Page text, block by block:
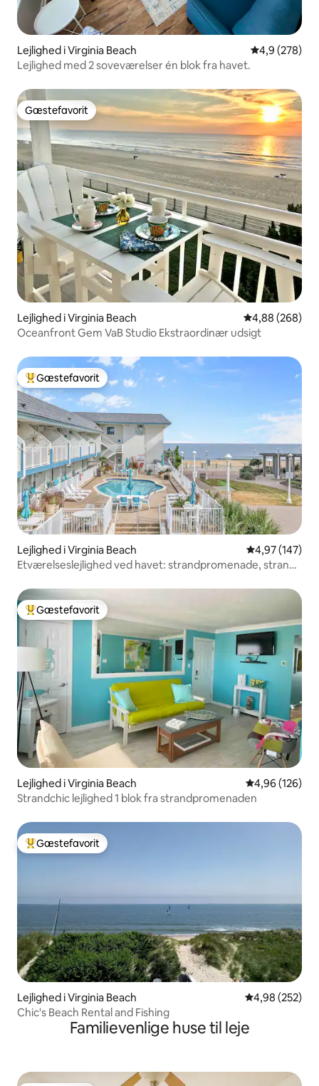
Lejlighed i Virginia Beach 4,9 ud af 5 i
4,9 (278)
Lejlighed med 2 soveværelser én blok fra havet.
Gæstefavorit
Gæstefavorit
Lejlighed i Virginia Beach 4,88 ud af 5 i
4,88 (268)
Oceanfront Gem VaB Studio Ekstraordinær udsigt
Bedste gæstefavorit
Gæstefavorit
Lejlighed i Virginia Beach 4,97 ud af 5 i
4,97 (147)
Etværelseslejlighed ved havet: strandpromenade, strand
Bedste gæstefavorit
Gæstefavorit
Lejlighed i Virginia Beach 4,96 ud af 5 i
4,96 (126)
Strandchic lejlighed 1 blok fra strandpromenaden
Bedste gæstefavorit
Gæstefavorit
Lejlighed i Virginia Beach 4,98 ud af 5 i
4,98 (252)
Chic's Beach Rental and Fishing
Familievenlige huse til leje